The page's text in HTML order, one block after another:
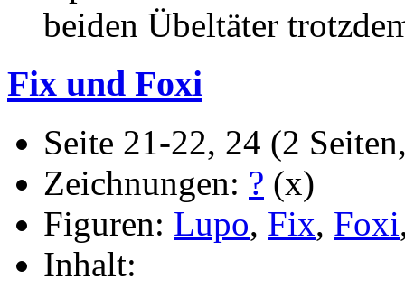
beiden Übeltäter
Fix und Foxi
Seite 21-22, 24 (2
Zeichnungen: ? (x)
Figuren: Lupo, Fix, Foxi
Inhalt: